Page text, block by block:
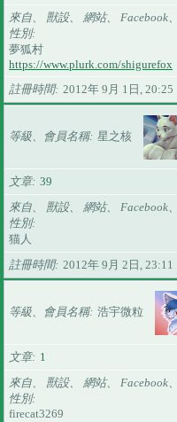
來自、 獸設、 網站、 Facebook
性別
夢狐村
https://www.plurk.com/shigurefox
註冊時間
2012年 9月 1日, 20:25
等級、會員名稱 星之核
文章 39
來自、 獸設、 網站、 Facebook
性別
猫人
註冊時間
2012年 9月 2日, 23:11
等級、會員名稱 浩宇微粒
文章
1
來自、 獸設、 網站、 Facebook
性別
firecat3269